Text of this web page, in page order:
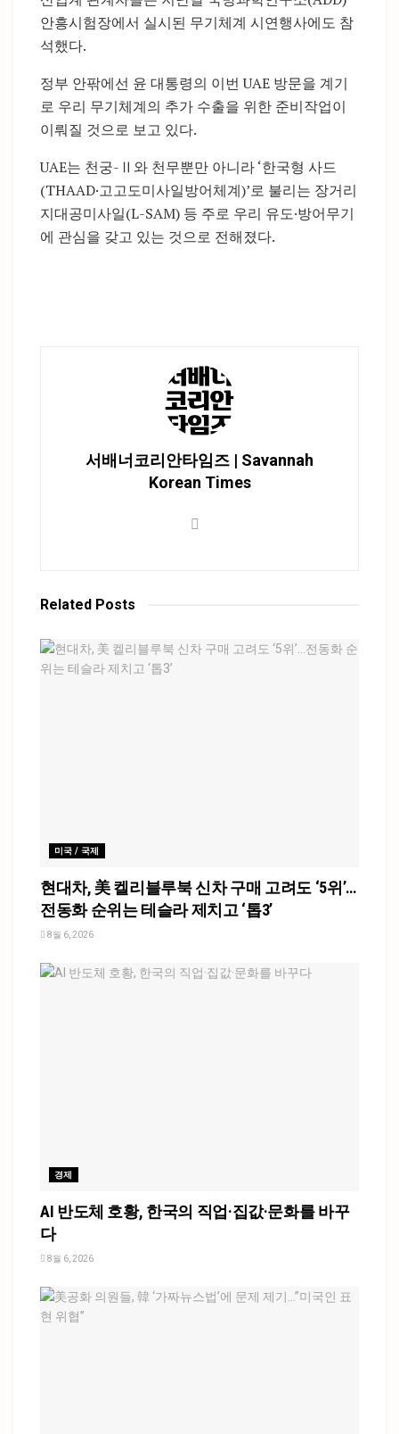
안흥시험장에서 실시된 무기체계 시연행사에도 참
석했다.
정부 안팎에선 윤 대통령의 이번 UAE 방문을 계기
로 우리 무기체계의 추가 수출을 위한 준비작업이
이뤄질 것으로 보고 있다.
UAE는 천궁-Ⅱ와 천무뿐만 아니라 ‘한국형 사드
(THAAD·고고도미사일방어체계)’로 불리는 장거리
지대공미사일(L-SAM) 등 주로 우리 유도·방어무기
에 관심을 갖고 있는 것으로 전해졌다.
서배너코리안타임즈 | Savannah
Korean Times
Related Posts
미국 / 국제
현대차, 美 켈리블루북 신차 구매 고려도 ‘5위’…
전동화 순위는 테슬라 제치고 ‘톱3’
8월 6, 2026
경제
AI 반도체 호황, 한국의 직업·집값·문화를 바꾸
다
8월 6, 2026